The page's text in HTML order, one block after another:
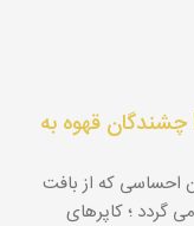
درباره احساس دهانی MOUTHFEEl چشندگان قهوه به
احساسی که از بافت
گردد ؛ کاپرهای